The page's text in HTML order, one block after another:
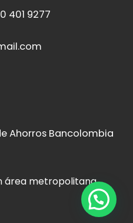
401 9277
Ahorros Bancolombia
área metropolitana